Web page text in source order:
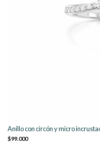
Anillo con circón y micro
$99.000